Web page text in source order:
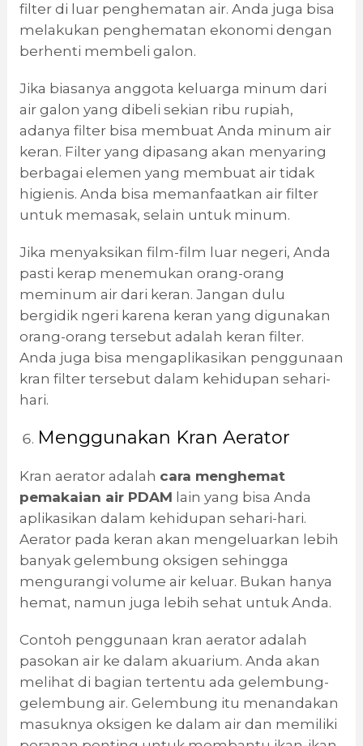
filter di luar penghematan air. Anda juga bisa
melakukan penghematan ekonomi dengan
berhenti membeli galon.
Jika biasanya anggota keluarga minum dari
air galon yang dibeli sekian ribu rupiah,
adanya filter bisa membuat Anda minum air
keran. Filter yang dipasang akan menyaring
berbagai elemen yang membuat air tidak
higienis. Anda bisa memanfaatkan air filter
untuk memasak, selain untuk minum.
Jika menyaksikan film-film luar negeri, Anda
pasti kerap menemukan orang-orang
meminum air dari keran. Jangan dulu
bergidik ngeri karena keran yang digunakan
orang-orang tersebut adalah keran filter.
Anda juga bisa mengaplikasikan penggunaan
kran filter tersebut dalam kehidupan sehari-
hari.
Menggunakan Kran Aerator
Kran aerator adalah cara menghemat
pemakaian air PDAM lain yang bisa Anda
aplikasikan dalam kehidupan sehari-hari.
Aerator pada keran akan mengeluarkan lebih
banyak gelembung oksigen sehingga
mengurangi volume air keluar. Bukan hanya
hemat, namun juga lebih sehat untuk Anda.
Contoh penggunaan kran aerator adalah
pasokan air ke dalam akuarium. Anda akan
melihat di bagian tertentu ada gelembung-
gelembung air. Gelembung itu menandakan
masuknya oksigen ke dalam air dan memiliki